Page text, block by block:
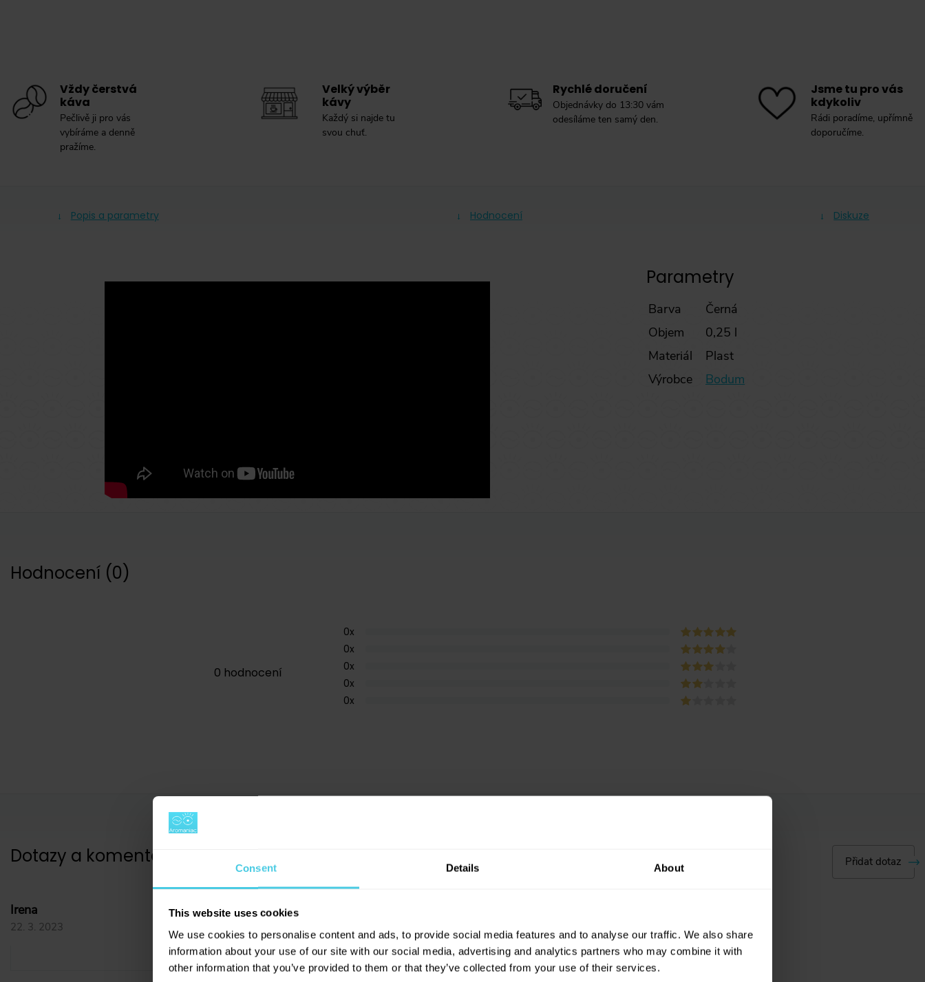
Consent Details About
This website uses cookies
We use cookies to personalise content and ads, to provide social media features and to analyse our traffic. We also share
information about your use of our site with our social media, advertising and analytics partners who may combine it with
other information that you’ve provided to them or that they’ve collected from your use of their services.
Vždy čerstvá
káva
Pečlivě ji pro vás
vybíráme a denně
pražíme.
Velký výběr
kávy
Každý si najde tu
svou chuť.
Rychlé doručení
Objednávky do 13:30 vám
odesíláme ten samý den.
Jsme tu pro vás
kdykoliv
Rádi poradíme, upřímně
doporučíme.
Popis a parametry Hodnocení Diskuze
Parametry
Barva
Černá
Objem
0,25 l
Materiál
Plast
Výrobce
Bodum
Hodnocení (0)
0 hodnocení
0x
0x
0x
0x
0x
Dotazy a komentáře Přidat dotaz
Irena
22. 3. 2023
Dobrý den, nemůžu najít z jakého materiálu je hrnek vyroben. Je to plast nebo sklo, prosím?
Kateřina Coubalová, Aromaniac
22. 3. 2023